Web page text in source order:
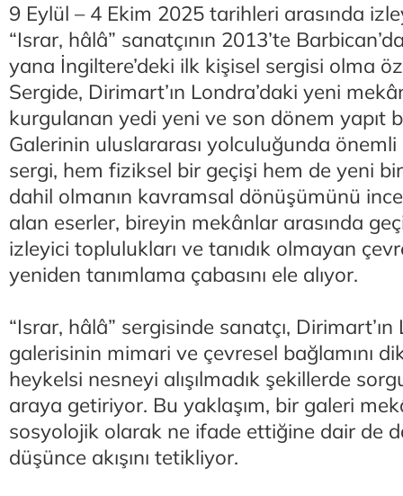
9 Eylül – 4 Ekim 2025 tarihleri arasında
“Israr, hâlâ” sanatçının 2013’te
yana İngiltere’deki ilk kişisel sergisi olma
Sergide, Dirimart’ın Londra’daki yeni
kurgulanan yedi yeni ve son dönem yapıt
Galerinin uluslararası yolculuğunda
sergi, hem fiziksel bir geçişi hem de yeni
dahil olmanın kavramsal dönüşümünü
alan eserler, bireyin mekânlar arasında
izleyici toplulukları ve tanıdık olmayan
yeniden tanımlama çabasını ele alıyor.
“Israr, hâlâ” sergisinde sanatçı,
galerisinin mimari ve çevresel bağlamını
heykelsi nesneyi alışılmadık şekillerde
araya getiriyor. Bu yaklaşım, bir galeri
sosyolojik olarak ne ifade ettiğine dair de
düşünce akışını tetikliyor.